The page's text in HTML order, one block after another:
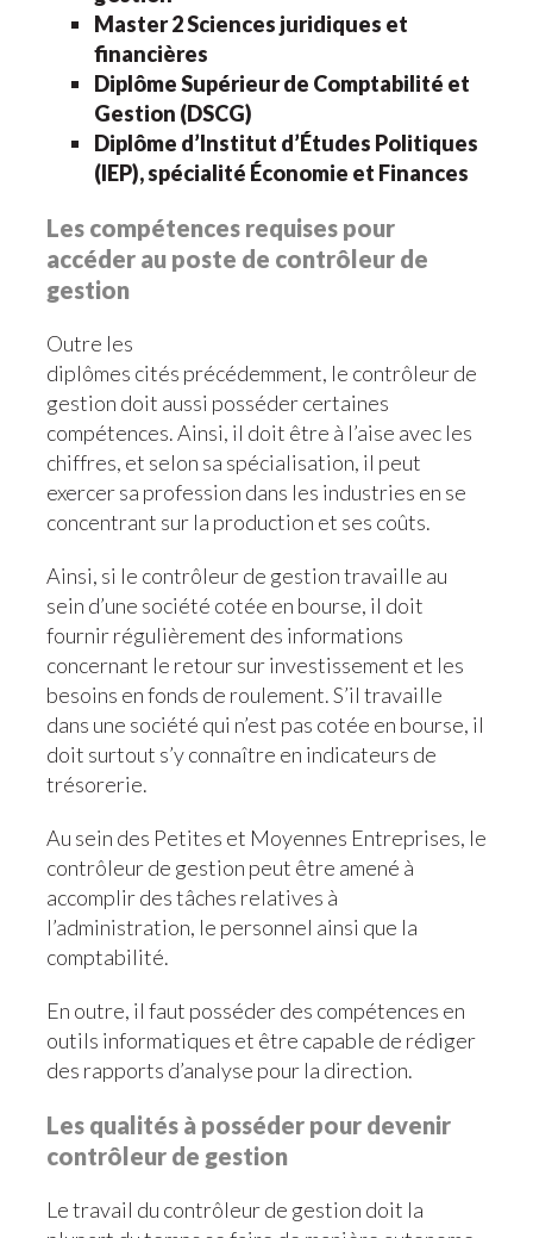
Master 2 Sciences juridiques et
financières
Diplôme Supérieur de Comptabilité et
Gestion (DSCG)
Diplôme d’Institut d’Études Politiques
(IEP), spécialité Économie et Finances
Les compétences requises pour
accéder au poste de contrôleur de
gestion
Outre les
diplômes cités précédemment, le contrôleur de
gestion doit aussi posséder certaines
compétences. Ainsi, il doit être à l’aise avec les
chiffres, et selon sa spécialisation, il peut
exercer sa profession dans les industries en se
concentrant sur la production et ses coûts.
Ainsi, si le contrôleur de gestion travaille au
sein d’une société cotée en bourse, il doit
fournir régulièrement des informations
concernant le retour sur investissement et les
besoins en fonds de roulement. S’il travaille
dans une société qui n’est pas cotée en bourse, il
doit surtout s’y connaître en indicateurs de
trésorerie.
Au sein des Petites et Moyennes Entreprises, le
contrôleur de gestion peut être amené à
accomplir des tâches relatives à
l’administration, le personnel ainsi que la
comptabilité.
En outre, il faut posséder des compétences en
outils informatiques et être capable de rédiger
des rapports d’analyse pour la direction.
Les qualités à posséder pour devenir
contrôleur de gestion
Le travail du contrôleur de gestion doit la